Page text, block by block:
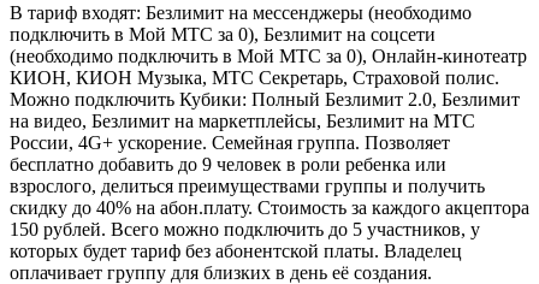
В тариф входят: Безлимит на мессенджеры (необходимо
подключить в Мой МТС за 0), Безлимит на соцсети
(необходимо подключить в Мой МТС за 0), Онлайн-кинотеатр
КИОН, КИОН Музыка, МТС Секретарь, Страховой полис.
Можно подключить Кубики: Полный Безлимит 2.0, Безлимит
на видео, Безлимит на маркетплейсы, Безлимит на МТС
России, 4G+ ускорение. Семейная группа. Позволяет
бесплатно добавить до 9 человек в роли ребенка или
взрослого, делиться преимуществами группы и получить
скидку до 40% на абон.плату. Стоимость за каждого акцептора
150 рублей. Всего можно подключить до 5 участников, у
которых будет тариф без абонентской платы. Владелец
оплачивает группу для близких в день её создания.